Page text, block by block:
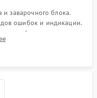
и заварочного блока.
ошибок и индикации.
и кофемолки на слух.
воды для выявления